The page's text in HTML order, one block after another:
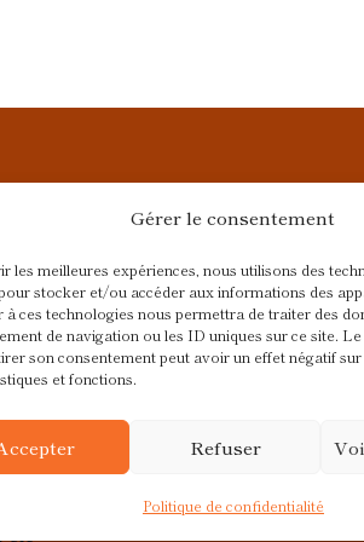
Gérer le consentement
les meilleures expériences, nous utilisons des
stocker et/ou accéder aux informations des
à ces technologies nous permettra de traiter des
de navigation ou les ID uniques sur ce site.
son consentement peut avoir un effet négatif
et fonctions.
Refuser
Politique de confidentialité
Cie